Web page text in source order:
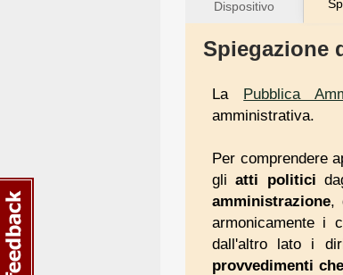
Dispositivo
Spiegazione
La Pubblica
amministrativa.
Per comprendere
gliatti politici
amministrazione,
armonicamente i
dall'altro lato i
provvedimenti